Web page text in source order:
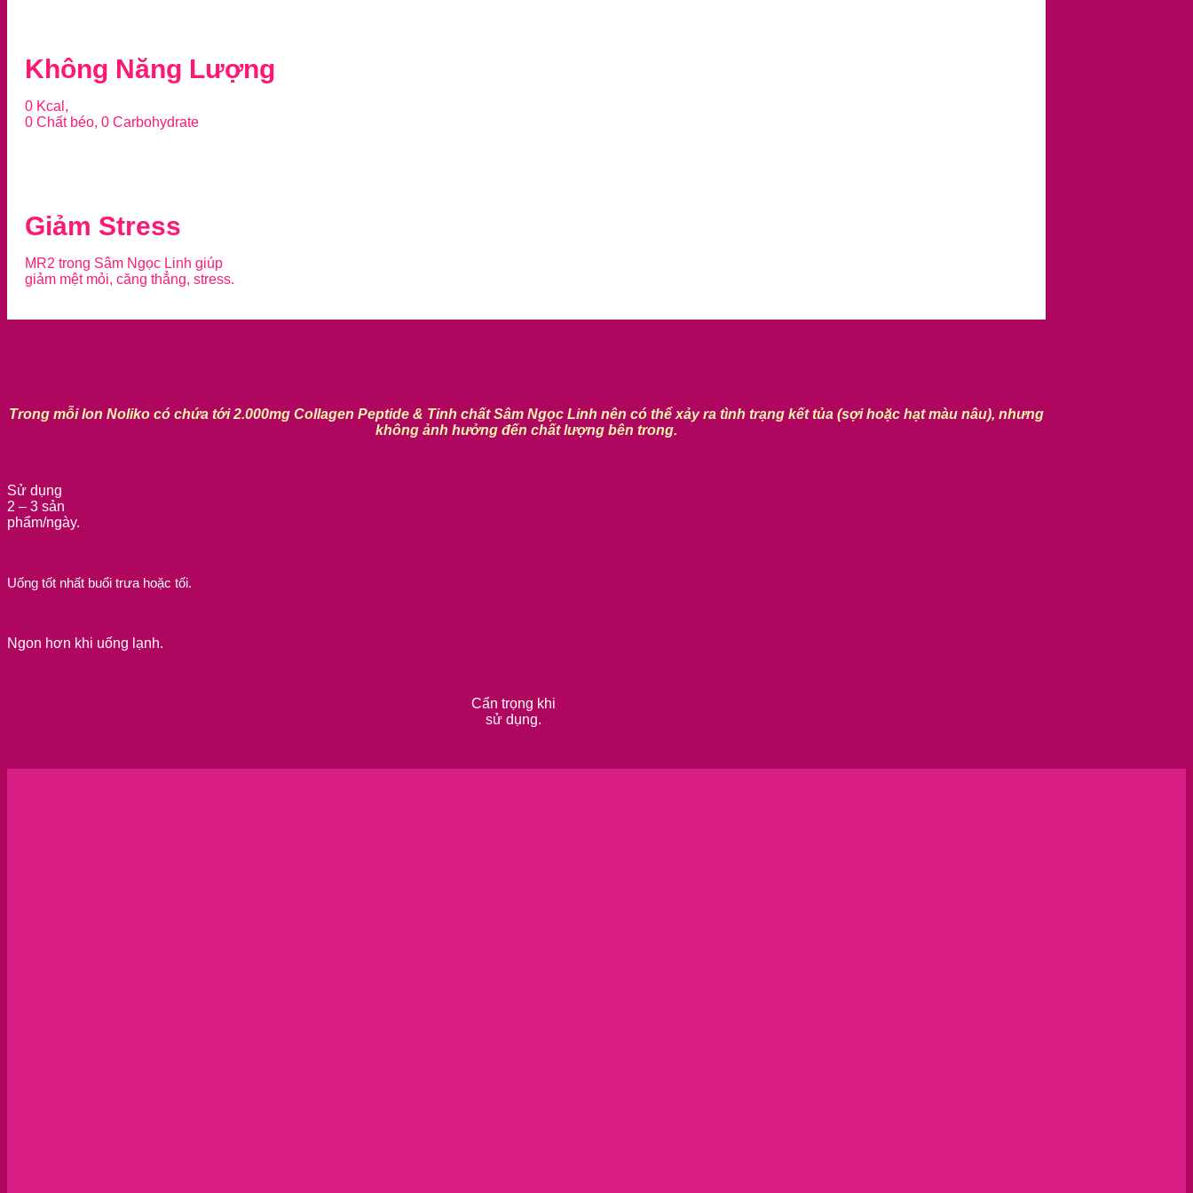
Không Năng Lượng
0 Kcal,
0 Chất béo, 0 Carbohydrate
Giảm Stress
MR2 trong Sâm Ngọc Linh giúp
giảm mệt mỏi, căng thẳng, stress.
Trong mỗi lon Noliko có chứa tới 2.000mg Collagen Peptide & Tinh chất Sâm Ngọc Linh nên có thể xảy ra tình trạng kết tủa (sợi hoặc hạt màu nâu), nhưng
không ảnh hưởng đến chất lượng bên trong.
Sử dụng
2 – 3 sản
phẩm/ngày.
Uống tốt nhất buổi trưa hoặc tối.
Ngon hơn khi uống lạnh.
Cẩn trọng khi
sử dụng.